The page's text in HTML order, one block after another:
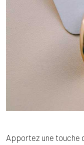
Apportez une touche